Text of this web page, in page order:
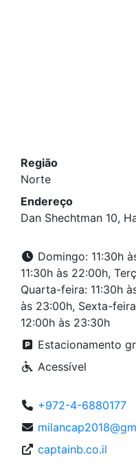
Região
Norte
Endereço
Dan Shechtman 10,
Domingo: 11:30h
11:30h às 22:00h,
Quarta-feira: 11:30h
às 23:00h, Sexta-
12:00h às 23:30h
Estacionamento
Acessível
+972-4-6880177
captainb.co.il